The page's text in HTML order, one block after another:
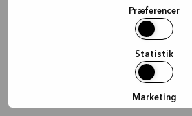
Præferencer
Statistik
Marketing